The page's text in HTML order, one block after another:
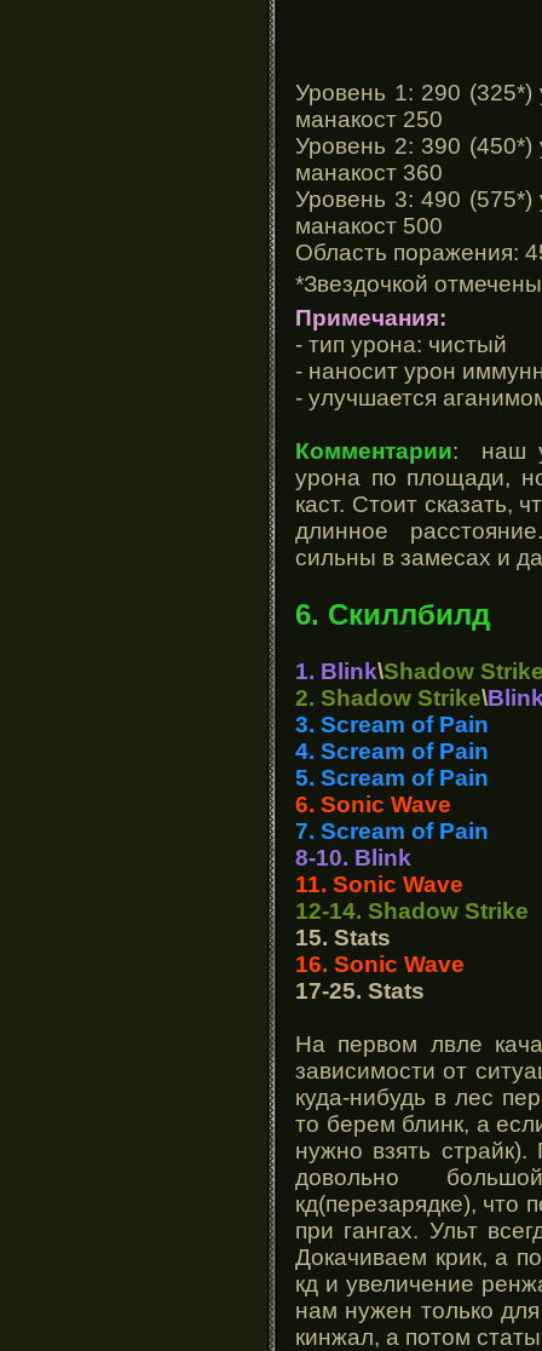
Уровень 1: 290 (325*)
манакост 250
Уровень 2: 390 (450*)
манакост 360
Уровень 3: 490 (575*)
манакост 500
Область поражения:
*Звездочкой
Примечания:
- тип урона: чистый
- наносит урон
- улучшается
Комментарии: наш
урона по площади,
каст. Стоит сказать,
длинное
сильны в замесах и
6. Скиллбилд
1. Blink\Shadow
2. Shadow Strike\
3. Scream of Pain
4. Scream of Pain
5. Scream of Pain
6. Sonic Wave
7. Scream of Pain
8-10. Blink
11. Sonic Wave
12-14. Shadow Strike
15. Stats
16. Sonic Wave
17-25. Stats
На первом лвле
зависимости от
куда-нибудь в лес
то берем блинк, а
нужно взять
довольно
кд(перезарядке), что
при гангах. Ульт
Докачиваем крик, а
кд и увеличение
нам нужен только
кинжал, а потом